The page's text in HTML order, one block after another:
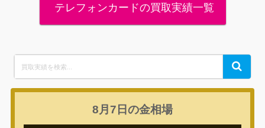
テレフォンカードの買取実績一覧
for:
Search
8月7日の金相場